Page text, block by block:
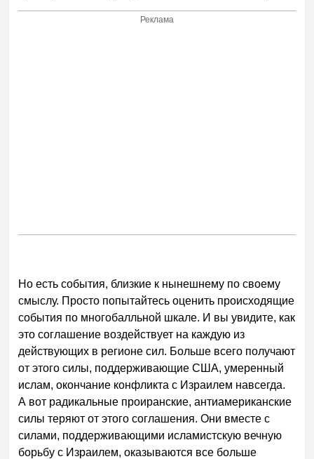
Реклама
Но есть события, близкие к нынешнему по своему
смыслу. Просто попытайтесь оценить происходящие
события по многобалльной шкале. И вы увидите, как
это соглашение воздействует на каждую из
действующих в регионе сил. Больше всего получают
от этого силы, поддерживающие США, умеренный
ислам, окончание конфликта с Израилем навсегда.
А вот радикальные проиранские, антиамериканские
силы теряют от этого соглашения. Они вместе с
силами, поддерживающими исламистскую вечную
борьбу с Израилем, оказываются все больше